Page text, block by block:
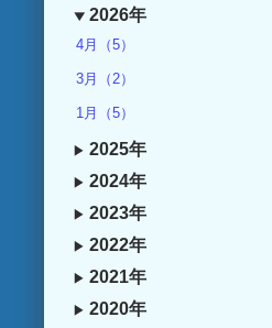
2026年
4月（5）
3月（2）
1月（5）
2025年
2024年
2023年
2022年
2021年
2020年